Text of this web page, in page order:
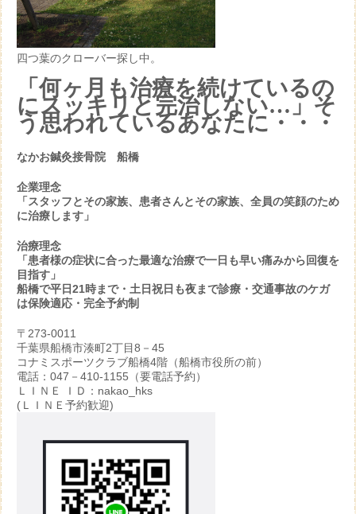
四つ葉のクローバー探し中。
「何ヶ月も治療を続けているの
にスッキリと完治しない…」そ
う思われているあなたに・・・
なかお鍼灸接骨院 船橋
企業理念
「スタッフとその家族、患者さんとその家族、全員の笑顔のため
に治療します」
治療理念
「患者様の症状に合った最適な治療で一日も早い痛みから回復を
目指す」
船橋で平日21時まで・土日祝日も夜まで診療・交通事故のケガ
は保険適応・完全予約制
〒273-0011
千葉県船橋市湊町2丁目8－45
コナミスポーツクラブ船橋4階（船橋市役所の前）
電話：047－410-1155（要電話予約）
ＬＩＮＥ ＩＤ：nakao_hks
(ＬＩＮＥ予約歓迎)